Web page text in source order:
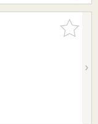
お気に入
りに追加